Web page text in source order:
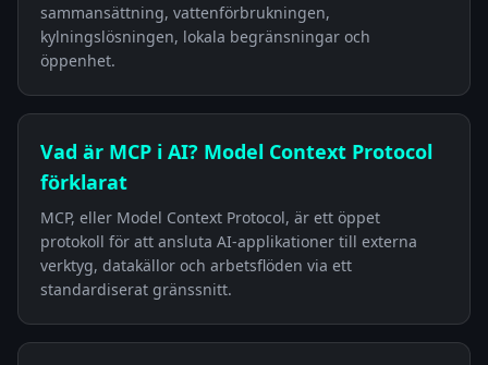
sammansättning, vattenförbrukningen,
kylningslösningen, lokala begränsningar och
öppenhet.
Vad är MCP i AI? Model Context Protocol
förklarat
MCP, eller Model Context Protocol, är ett öppet
protokoll för att ansluta AI-applikationer till externa
verktyg, datakällor och arbetsflöden via ett
standardiserat gränssnitt.